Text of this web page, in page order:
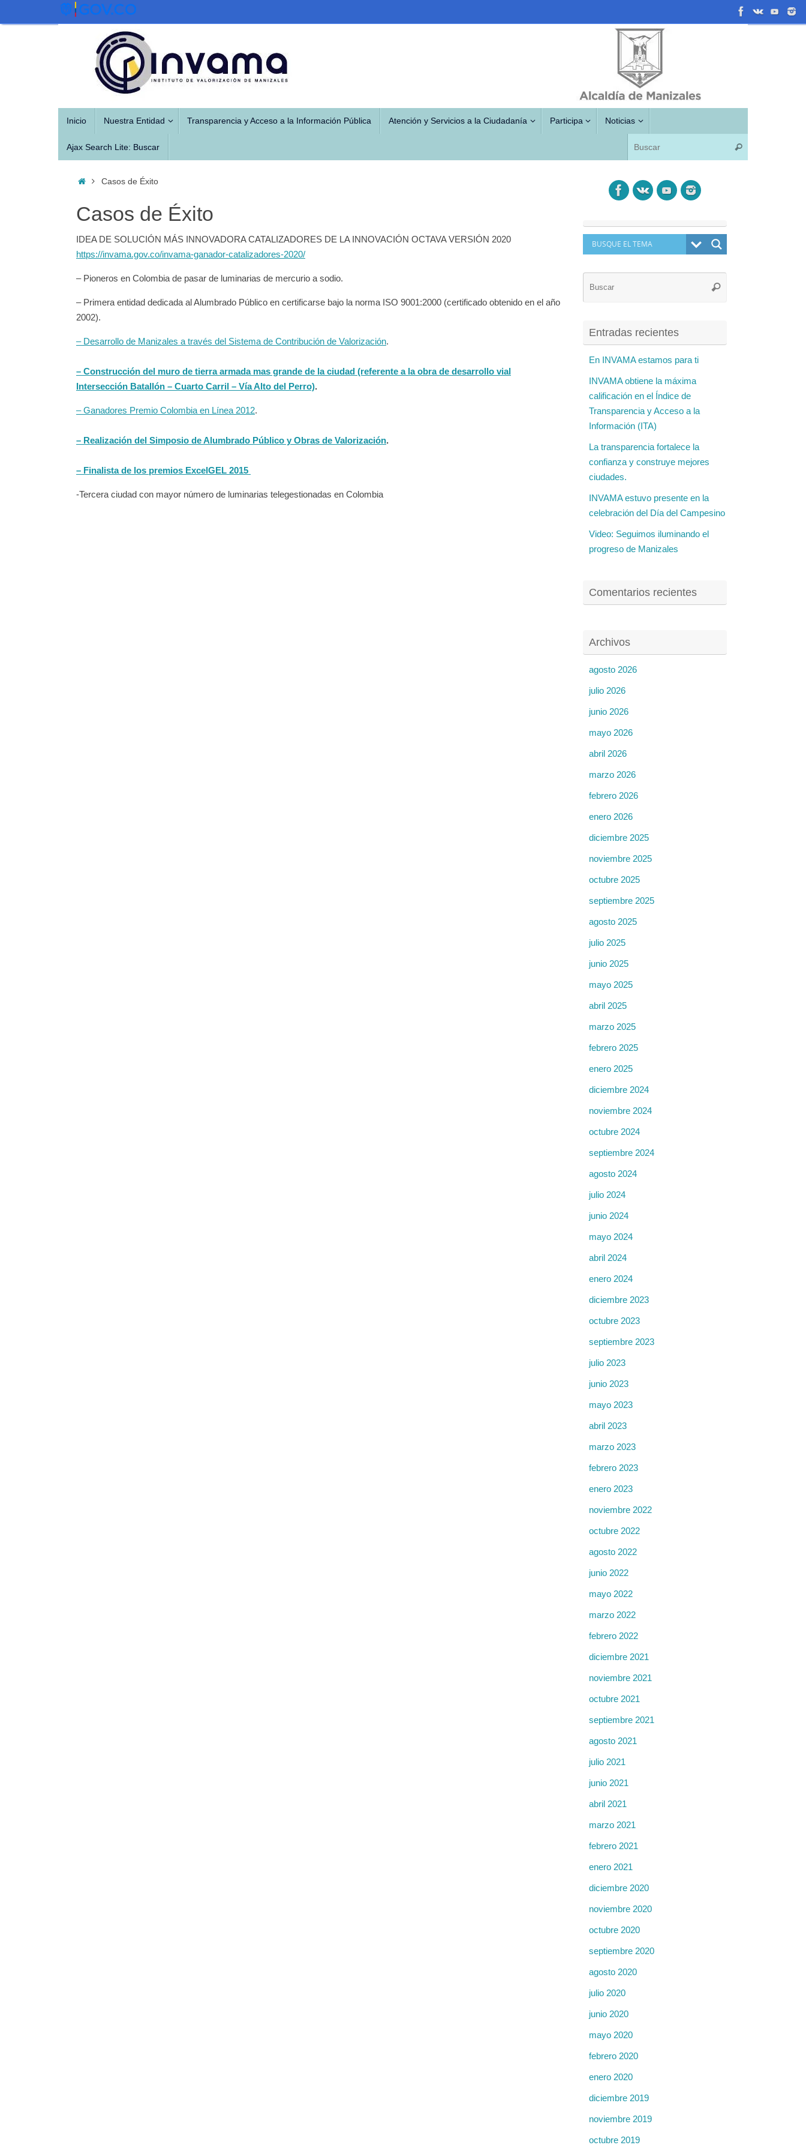
al
Inicio Nuestra Entidad Transparencia y Acceso a la Información Pública Atención y Servicios a la Ciudadanía Participa Noticias
Ajax Search Lite: Buscar Buscar
InicioCasos de Éxito
Casos de Éxito
IDEA DE SOLUCIÓN MÁS INNOVADORA CATALIZADORES DE LA INNOVACIÓN OCTAVA VERSIÓN 2020
https://invama.gov.co/invama-ganador-catalizadores-2020/
– Pioneros en Colombia de pasar de luminarias de mercurio a sodio.
– Primera entidad dedicada al Alumbrado Público en certificarse bajo la norma ISO 9001:2000 (certificado obtenido en el año
2002).
– Desarrollo de Manizales a través del Sistema de Contribución de Valorización.
– Construcción del muro de tierra armada mas grande de la ciudad (referente a la obra de desarrollo vial
Intersección Batallón – Cuarto Carril – Vía Alto del Perro).
– Ganadores Premio Colombia en Línea 2012.
– Realización del Simposio de Alumbrado Público y Obras de Valorización.
– Finalista de los premios ExcelGEL 2015
-Tercera ciudad con mayor número de luminarias telegestionadas en Colombia
Buscar
Entradas recientes
En INVAMA estamos para ti
INVAMA obtiene la máxima
calificación en el Índice de
Transparencia y Acceso a la
Información (ITA)
La transparencia fortalece la
confianza y construye mejores
ciudades.
INVAMA estuvo presente en la
celebración del Día del Campesino
Video: Seguimos iluminando el
progreso de Manizales
Comentarios recientes
Archivos
agosto 2026
julio 2026
junio 2026
mayo 2026
abril 2026
marzo 2026
febrero 2026
enero 2026
diciembre 2025
noviembre 2025
octubre 2025
septiembre 2025
agosto 2025
julio 2025
junio 2025
mayo 2025
abril 2025
marzo 2025
febrero 2025
enero 2025
diciembre 2024
noviembre 2024
octubre 2024
septiembre 2024
agosto 2024
julio 2024
junio 2024
mayo 2024
abril 2024
enero 2024
diciembre 2023
octubre 2023
septiembre 2023
julio 2023
junio 2023
mayo 2023
abril 2023
marzo 2023
febrero 2023
enero 2023
noviembre 2022
octubre 2022
agosto 2022
junio 2022
mayo 2022
marzo 2022
febrero 2022
diciembre 2021
noviembre 2021
octubre 2021
septiembre 2021
agosto 2021
julio 2021
junio 2021
abril 2021
marzo 2021
febrero 2021
enero 2021
diciembre 2020
noviembre 2020
octubre 2020
septiembre 2020
agosto 2020
julio 2020
junio 2020
mayo 2020
febrero 2020
enero 2020
diciembre 2019
noviembre 2019
octubre 2019